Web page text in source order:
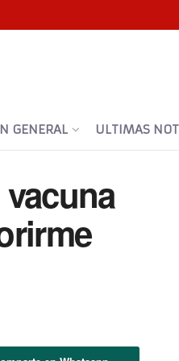
GENERAL ULTIMAS